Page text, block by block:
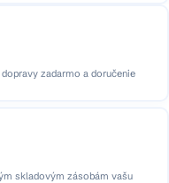
zadarmo a doručenie
skladovým zásobám vašu